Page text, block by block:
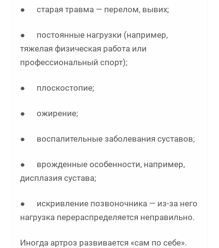
● старая травма — перелом, вывих;
● постоянные нагрузки (например,
тяжелая физическая работа или
профессиональный спорт);
● плоскостопие;
● ожирение;
● воспалительные заболевания суставов;
● врожденные особенности, например,
дисплазия сустава;
● искривление позвоночника — из-за него
нагрузка перераспределяется неправильно.
Иногда артроз развивается «сам по себе».